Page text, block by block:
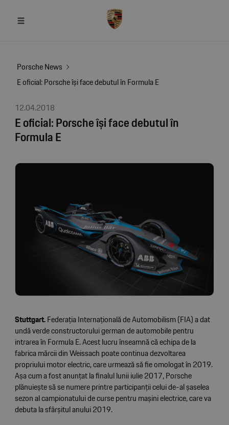
Porsche News
E oficial: Porsche își face debutul în Formula E
12.04.2018
E oficial: Porsche își face debutul în
Formula E
Stuttgart.Federația Internațională de Automobilism (FIA) a dat
undă verde constructorului german de automobile pentru
intrarea în Formula E. Acest lucru înseamnă că echipa de la
fabrica mărcii din Weissach poate continua dezvoltarea
propriului motor electric, care urmează să fie omologat în 2019.
Așa cum a fost anunțat la finalul lunii iulie 2017, Porsche
plănuiește să se numere printre participanții celui de-al șaselea
sezon al campionatului de curse pentru mașini electrice, care va
debuta la sfârșitul anului 2019.